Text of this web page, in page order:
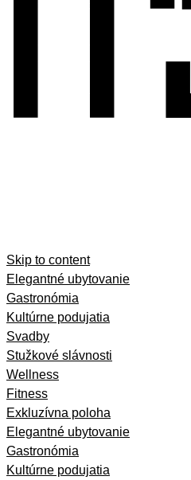
Skip to content
Elegantné ubytovanie
Gastronómia
Kultúrne podujatia
Svadby
Stužkové slávnosti
Wellness
Fitness
Exkluzívna poloha
Elegantné ubytovanie
Gastronómia
Kultúrne podujatia